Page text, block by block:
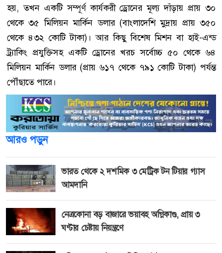
হয়, তখন একটি সম্পূর্ণ কার্যকরী ড্রোনের মূল্য দাঁড়ায় প্রায় ৩০
থেকে ৩৫ মিলিয়ন মার্কিন ডলার (বাংলাদেশি মুদ্রায় প্রায় ৩৫০
থেকে ৪৩২ কোটি টাকা)। আর কিছু বিশেষ মিশন বা হাই-এন্ড
ট্র্যাকিং প্রযুক্তিসহ একটি ড্রোনের খরচ সর্বোচ্চ ৫০ থেকে ৬৪
মিলিয়ন মার্কিন ডলার (প্রায় ৬১৭ থেকে ৭৯১ কোটি টাকা) পর্যন্ত
পৌঁছাতে পারে।
আরও পড়ুন
ভারত থেকে ২ দশমিক ৩ মেট্রিক টন টিয়ার গ্যাস
আমদানি
নেত্রকোনা বড় বাজারে ভয়াবহ অগ্নিকাণ্ড, প্রায় ৩
ঘণ্টার চেষ্টায় নিয়ন্ত্রণে